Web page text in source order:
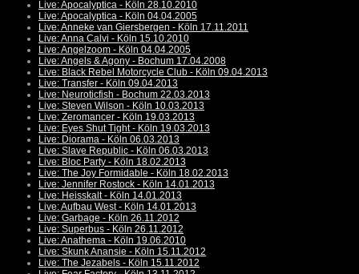
Live: Apocalyptica - Köln 28.10.2010
Live: Apocalyptica - Köln 04.04.2005
Live: Anneke van Giersbergen - Köln 17.11.2011
Live: Anna Calvi - Köln 15.10.2010
Live: Angelzoom - Köln 04.04.2005
Live: Angels & Agony - Bochum 17.04.2008
Live: Black Rebel Motorcycle Club - Köln 09.04.2013
Live: Transfer - Köln 09.04.2013
Live: Neuroticfish - Bochum 22.03.2013
Live: Steven Wilson - Köln 10.03.2013
Live: Zeromancer - Köln 19.03.2013
Live: Eyes Shut Tight - Köln 19.03.2013
Live: Diorama - Köln 06.03.2013
Live: Slave Republic - Köln 06.03.2013
Live: Bloc Party - Köln 18.02.2013
Live: The Joy Formidable - Köln 18.02.2013
Live: Jennifer Rostock - Köln 14.01.2013
Live: Heisskalt - Köln 14.01.2013
Live: Aufbau West - Köln 14.01.2013
Live: Garbage - Köln 26.11.2012
Live: Superbus - Köln 26.11.2012
Live: Anathema - Köln 19.06.2010
Live: Skunk Anansie - Köln 15.11.2012
Live: The Jezabels - Köln 15.11.2012